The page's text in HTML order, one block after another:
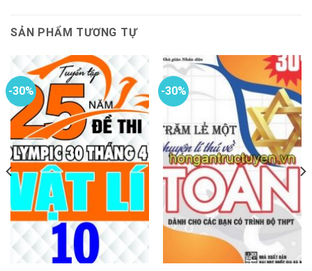
SẢN PHẨM TƯƠNG TỰ
-30% -30%